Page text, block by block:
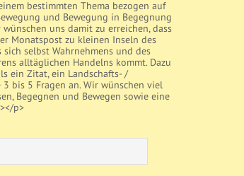
bestimmten Thema bezogen auf
und Bewegung in Begegnung
uns damit zu erreichen, dass
Monatspost zu kleinen Inseln des
sich selbst Wahrnehmens und des
alltäglichen Handelns kommt. Dazu
ein Zitat, ein Landschafts- /
bis 5 Fragen an. Wir wünschen viel
Begegnen und Bewegen sowie eine
p>